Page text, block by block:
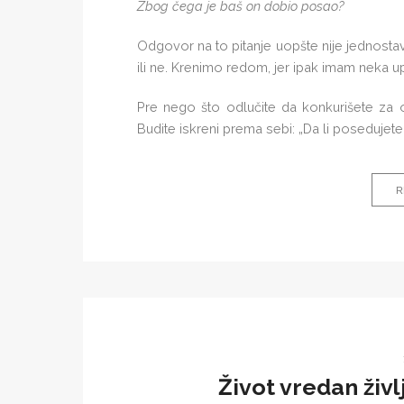
Zbog čega je baš on dobio posao?
Odgovor na to pitanje uopšte nije
ili ne. Krenimo redom, jer ipak imam neka
Pre nego što odlučite da konkurišete za
Budite iskreni prema sebi: „Da li posedujete
Život vredan